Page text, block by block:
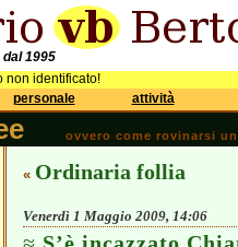
1995
non identificato!
personale attività
ovvero come rovinarsi
« Ordinaria follia
Venerdì 1 Maggio 2009, 14:06